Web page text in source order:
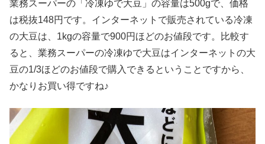
業務スーパーの「冷凍ゆで大豆」の容量は500gで、価格
は税抜148円です。インターネットで販売されている冷凍
の大豆は、1kgの容量で900円ほどのお値段です。比較す
ると、業務スーパーの冷凍ゆで大豆はインターネットの大
豆の1/3ほどのお値段で購入できるということですから、
かなりお買い得ですね♪